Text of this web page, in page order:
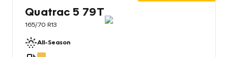
Quatrac 5 79T
165/70 R13
All-Season